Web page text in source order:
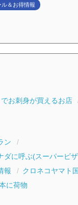
ル＆お得情報
でお刺身が買えるお店
ン
ダに呼ぶ(スーパービ
報
クロネコヤマト
に荷物